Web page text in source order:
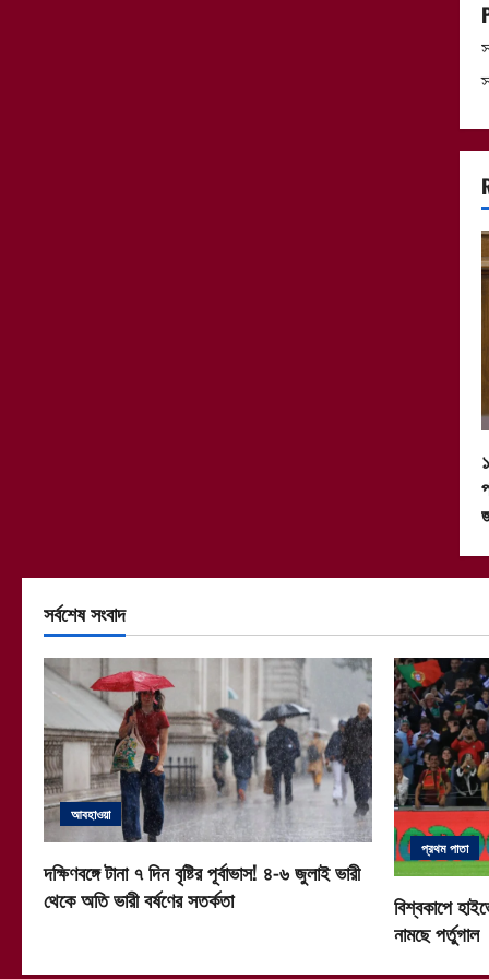
i
সর্বশেষ সংবাদ
আবহাওয়া
দক্ষিণবঙ্গে টানা ৭ দিন বৃষ্টির পূর্বাভাস! ৪-৬ জুলাই ভারী
থেকে অতি ভারী বর্ষণের সতর্কতা
প্রথম পাতা
বিশ্বকাপে
নামছে পর্তুগাল